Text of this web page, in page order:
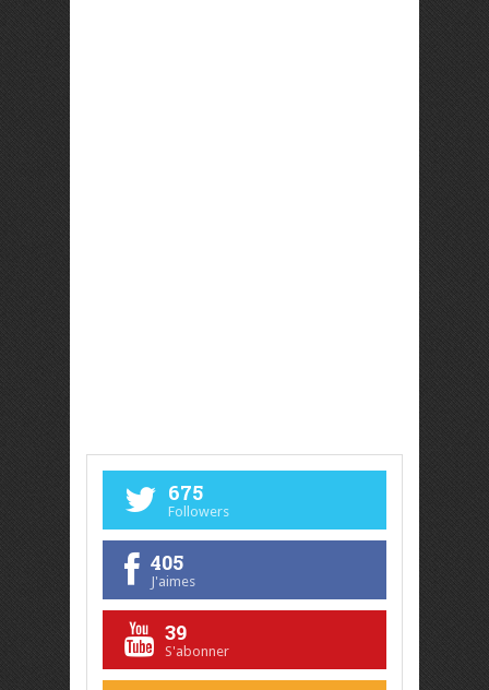
675
Followers
405
J'aimes
39
S'abonner